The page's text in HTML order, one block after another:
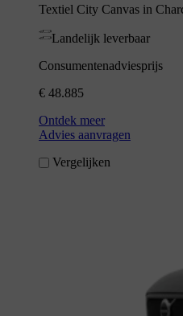
Textiel City Canvas in
Landelijk leverbaar
Consumentenadviesprijs
€ 48.885
Ontdek meer
Advies aanvragen
Vergelijken